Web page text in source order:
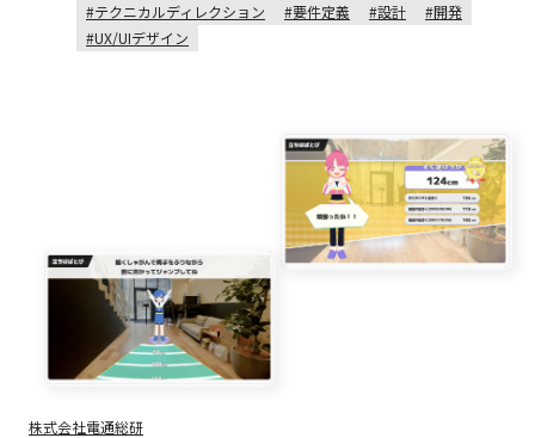
テクニカルディレクション 要件定義 設計
開発
UX/UIデザイン
株式会社電通総研